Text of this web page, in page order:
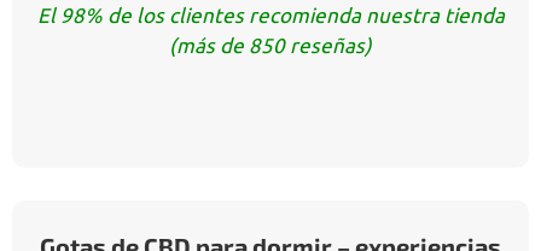
El 98% de los clientes recomienda nuestra tienda
(más de 850 reseñas)